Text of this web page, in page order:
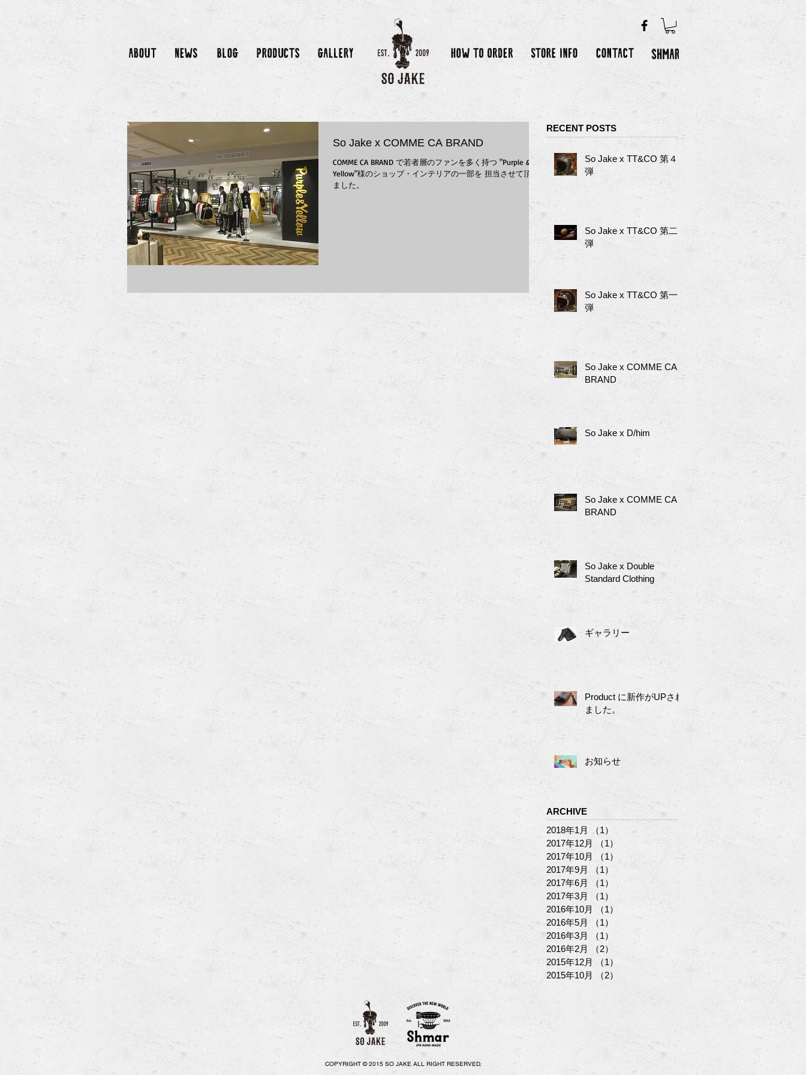
So Jake x COMME CA BRAND
COMME CA BRAND で若者層のファンを多く持つ "Purple &
Yellow"様のショップ・インテリアの一部を 担当させて頂き
ました。
RECENT POSTS
So Jake x TT&CO 第４
弾
So Jake x TT&CO 第二
弾
So Jake x TT&CO 第一
弾
So Jake x COMME CA
BRAND
So Jake x D/him
So Jake x COMME CA
BRAND
So Jake x Double
Standard Clothing
ギャラリー
Product に新作がUPされ
ました。
お知らせ
ARCHIVE
2018年1月
（1）
1件の記事
2017年12月 （1）
1件の記事
2017年10月
（1）
1件の記事
2017年9月
（1）
1件の記事
2017年6月
（1）
1件の記事
2017年3月 （1）
1件の記事
2016年10月
（1）
1件の記事
2016年5月
（1）
1件の記事
2016年3月
（1）
1件の記事
2016年2月 （2）2件の記事
2015年12月 （1）
1件の記事
2015年10月
（2）
COPYRIGHT © 2015 SO JAKE ALL RIGHT RESERVED.